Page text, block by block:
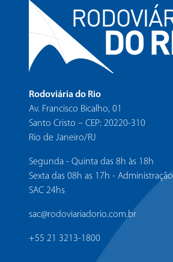
Rodoviária do Rio
Av. Francisco Bicalho, 01
Santo Cristo – CEP: 20220-310
Rio de Janeiro/RJ
Segunda - Quinta das 8h às 18h
Sexta das 08h as 17h - Administração
SAC 24hs
sac@rodoviariadorio.com.br
+55 21 3213-1800